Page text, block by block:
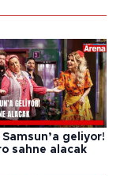
Samsun’a geliyor!
sahne alacak